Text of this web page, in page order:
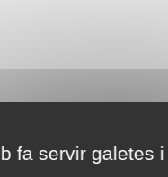
fa servir galetes